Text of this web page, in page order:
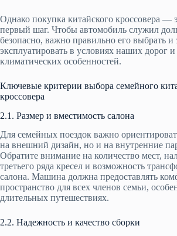
Однако покупка китайского кроссовера —
первый шаг. Чтобы автомобиль служил
безопасно, важно правильно его выбрать и
эксплуатировать в условиях наших дорог и
климатических особенностей.
Ключевые критерии выбора семейного
кроссовера
2.1. Размер и вместимость салона
Для семейных поездок важно
на внешний дизайн, но и на внутренние
Обратите внимание на количество мест,
третьего ряда кресел и возможность
салона. Машина должна предоставлять
пространство для всех членов семьи,
длительных путешествиях.
2.2. Надежность и качество сборки